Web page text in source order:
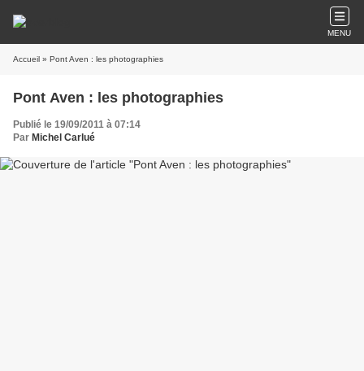
MENU
Accueil » Pont Aven : les photographies
Pont Aven : les photographies
Publié le 19/09/2011 à 07:14
Par Michel Carlué